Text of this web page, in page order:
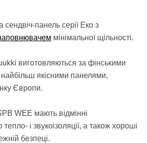
панель серії Еко з
мінімальної щільності.
виготовляються за фінськими
найбільш якісними панелями,
Європи.
WEE мають відмінні
і звукоізоляції, а також хороші
безпеці.